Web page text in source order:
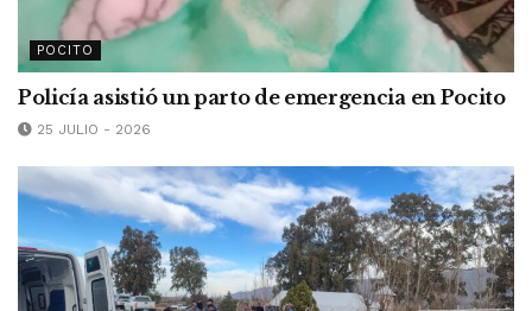
POCITO
Policía asistió un parto de emergencia en Pocito
25 JULIO - 2026